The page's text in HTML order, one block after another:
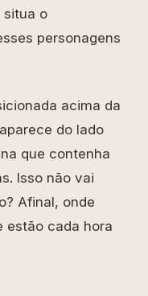
situa o
personagens
acima da
do lado
que contenha
Isso não vai
Afinal, onde
estão cada hora